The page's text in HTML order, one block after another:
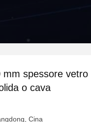
spessore vetro
o cava
Cina